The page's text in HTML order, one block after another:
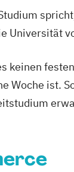
Universität
keinen
Woche ist.